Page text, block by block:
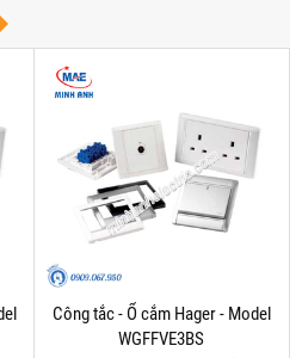
Công tắc - Ổ cắm Hager - Model
WGFFVE3BS